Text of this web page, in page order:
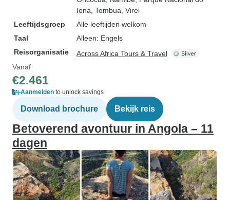
Iona , Tombua , Virei
Leeftijdsgroep
Alle leeftijden welkom
Taal
Alleen: Engels
Reisorganisatie
Across Africa Tours & Travel
Vanaf
€2.461
Aanmelden to unlock savings
Download brochure Bekijk reis
Betoverend avontuur in Angola – 11
dagen